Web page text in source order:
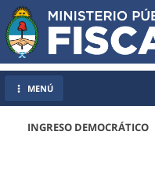
INGRESO DEMOCRÁTICO
MENÚ